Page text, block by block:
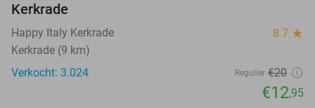
Kerkrade
Happy Italy Kerkrade 8.7 star
Kerkrade (9 km)
Verkocht: 3.024
Regulier €20
€12,95